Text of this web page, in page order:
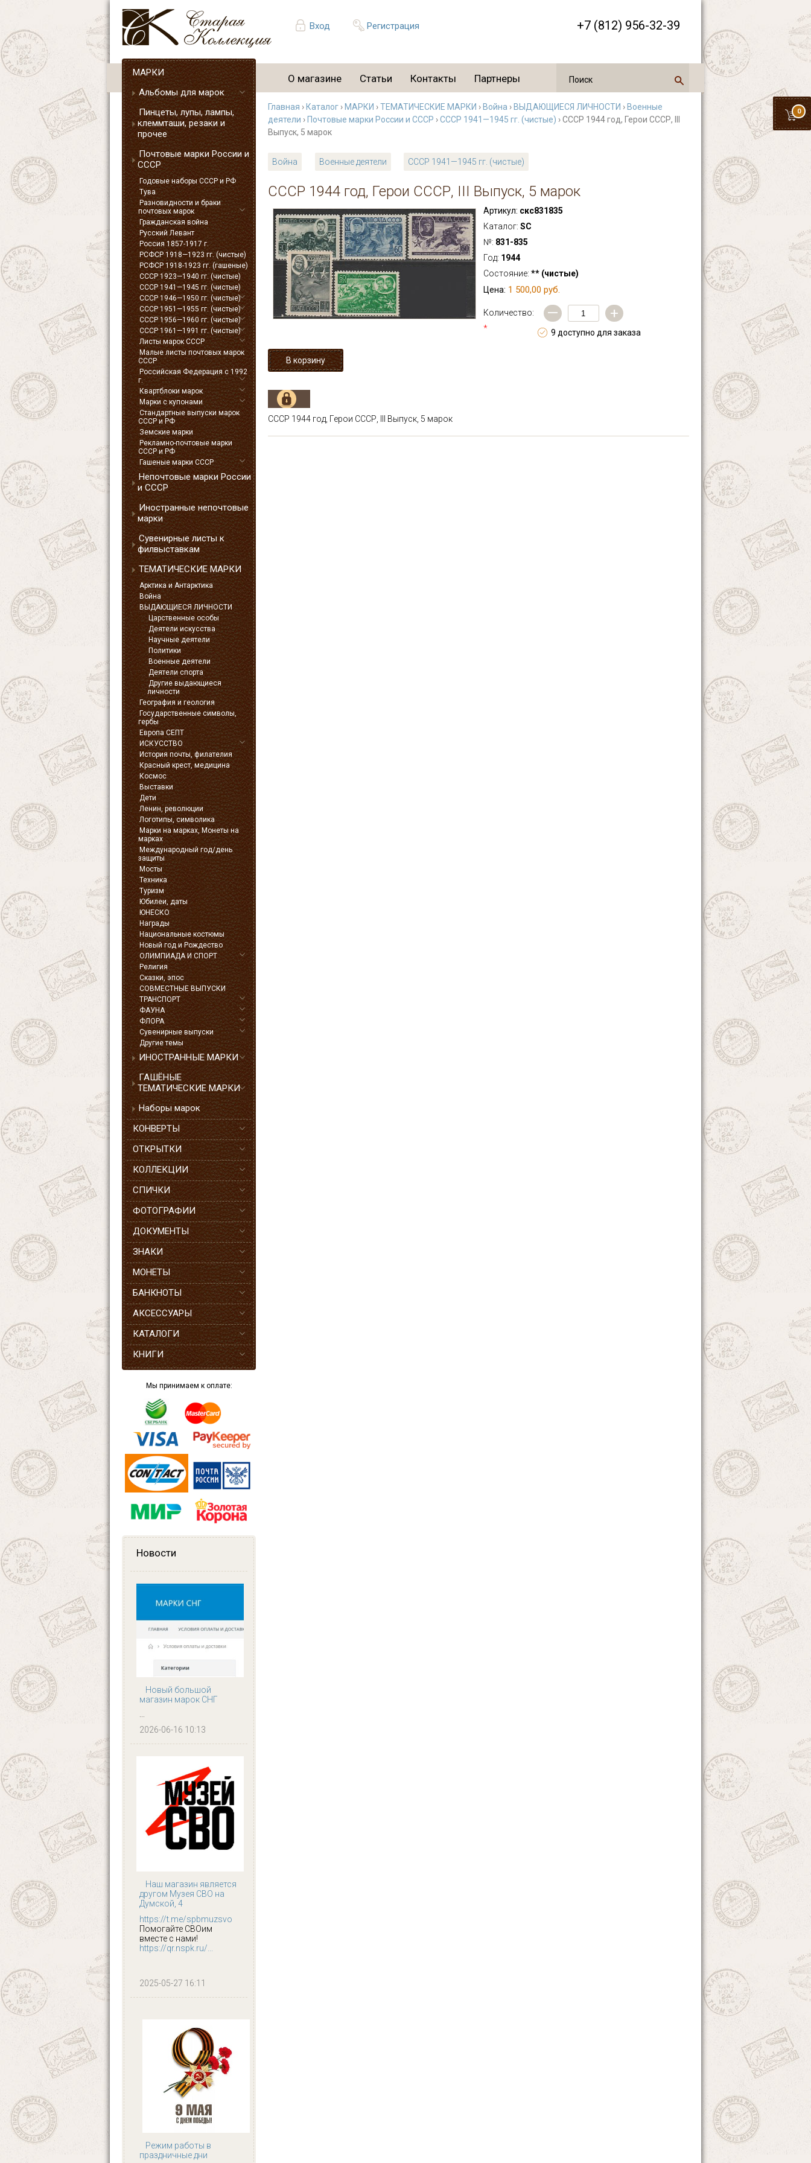
Вход Регистрация +7 (812) 956-32-39
0
О магазине Статьи Контакты Партнеры
МАРКИ
Альбомы для марок
Пинцеты, лупы, лампы,
клеммташи, резаки и
прочее
Почтовые марки России и
СССР
Годовые наборы СССР и РФ
Тува
Разновидности и браки
почтовых марок
Гражданская война
Русский Левант
Россия 1857-1917 г.
РСФСР 1918—1923 гг. (чистые)
РСФСР 1918-1923 гг. (гашеные)
СССР 1923—1940 гг. (чистые)
СССР 1941—1945 гг. (чистые)
СССР 1946—1950 гг. (чистые)
СССР 1951—1955 гг. (чистые)
СССР 1956—1960 гг. (чистые)
СССР 1961—1991 гг. (чистые)
Листы марок СССР
Малые листы почтовых марок
СССР
Российская Федерация с 1992
г.
Квартблоки марок
Марки с купонами
Стандартные выпуски марок
СССР и РФ
Земские марки
Рекламно-почтовые марки
СССР и РФ
Гашеные марки СССР
Непочтовые марки России
и СССР
Иностранные непочтовые
марки
Сувенирные листы к
филвыставкам
ТЕМАТИЧЕСКИЕ МАРКИ
Арктика и Антарктика
Война
ВЫДАЮЩИЕСЯ ЛИЧНОСТИ
Царственные особы
Деятели искусства
Научные деятели
Политики
Военные деятели
Деятели спорта
Другие выдающиеся
личности
География и геология
Государственные символы,
гербы
Европа СЕПТ
ИСКУССТВО
История почты, филателия
Красный крест, медицина
Космос
Выставки
Дети
Ленин, революции
Логотипы, символика
Марки на марках, Монеты на
марках
Международный год/день
защиты
Мосты
Техника
Туризм
Юбилеи, даты
ЮНЕСКО
Награды
Национальные костюмы
Новый год и Рождество
ОЛИМПИАДА И СПОРТ
Религия
Сказки, эпос
СОВМЕСТНЫЕ ВЫПУСКИ
ТРАНСПОРТ
ФАУНА
ФЛОРА
Сувенирные выпуски
Другие темы
ИНОСТРАННЫЕ МАРКИ
ГАШЁНЫЕ
ТЕМАТИЧЕСКИЕ МАРКИ
Наборы марок
КОНВЕРТЫ
ОТКРЫТКИ
КОЛЛЕКЦИИ
СПИЧКИ
ФОТОГРАФИИ
ДОКУМЕНТЫ
ЗНАКИ
МОНЕТЫ
БАНКНОТЫ
АКСЕССУАРЫ
КАТАЛОГИ
КНИГИ
Мы принимаем к оплате:
Новости
Новый большой
магазин марок СНГ
...
2026-06-16 10:13
Наш магазин является
другом Музея СВО на
Думской, 4
https://t.me/spbmuzsvo
Помогайте СВОим
вместе с нами!
https://qr.nspk.ru/...
2025-05-27 16:11
Режим работы в
праздничные дни
Главная › Каталог › МАРКИ ›ТЕМАТИЧЕСКИЕ МАРКИ › Война › ВЫДАЮЩИЕСЯ ЛИЧНОСТИ › Военные
деятели › Почтовые марки России и СССР ›СССР 1941—1945 гг. (чистые) › СССР 1944 год, Герои СССР, III
Выпуск, 5 марок
Война Военные деятели СССР 1941—1945 гг. (чистые)
СССР 1944 год, Герои СССР, III Выпуск, 5 марок
Артикул: скс831835
Каталог: SC
№: 831-835
Год: 1944
Состояние: ** (чистые)
Цена: 1 500,00 руб.
Количество:
*
— +
9 доступно для заказа
СССР 1944 год, Герои СССР, III Выпуск, 5 марок